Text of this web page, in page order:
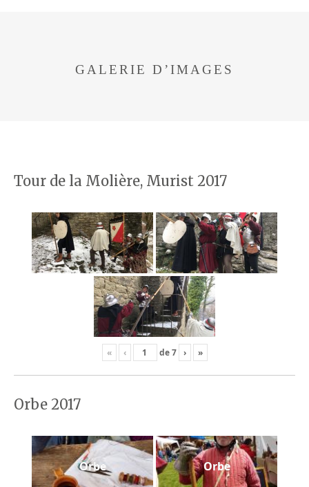
GALERIE D’IMAGES
Tour de la Molière, Murist 2017
« ‹ de7 › »
Orbe 2017
Orbe Orbe